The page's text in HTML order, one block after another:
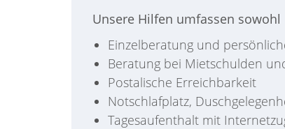
Unsere Hilfen umfassen
Einzelberatung und
Beratung bei Mietschulden
Postalische Erreichbarkeit
Notschlafplatz,
Tagesaufenthalt mit